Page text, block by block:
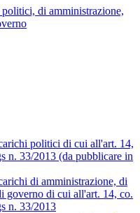
di amministrazione,
politici di cui all'art. 14,
n. 33/2013 (da pubblicare in
di amministrazione, di
governo di cui all'art. 14, co.
n. 33/2013